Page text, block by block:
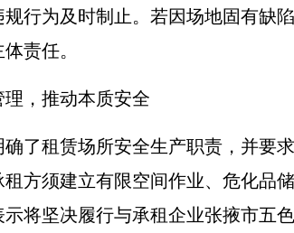
行为及时制止。若因场地固有缺
责任。
，推动本质安全
了租赁场所安全生产职责，并要
方须建立有限空间作业、危化品
将坚决履行与承租企业张掖市五